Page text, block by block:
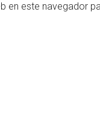
en este navegador